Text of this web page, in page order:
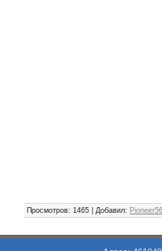
Просмотров: 1465 | Добавил: Pioneer56